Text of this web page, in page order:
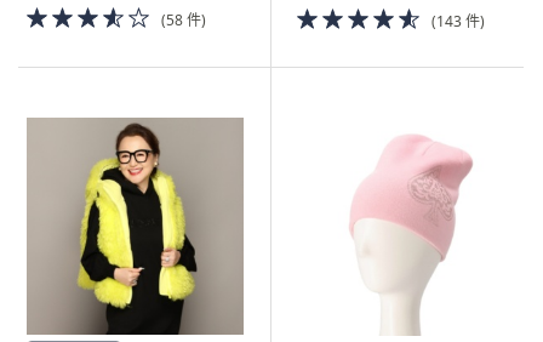
3.5
of
(58 件)
4.5
of
(143 件)